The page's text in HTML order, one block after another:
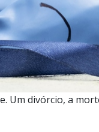
Um divórcio, a